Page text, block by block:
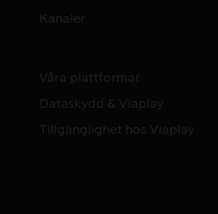
Kanaler
Våra plattformar
Dataskydd & Viaplay
Tillgänglighet hos Viaplay